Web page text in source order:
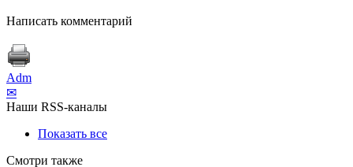
Написать комментарий
Adm
✉
Наши RSS-каналы
Показать все
Смотри также